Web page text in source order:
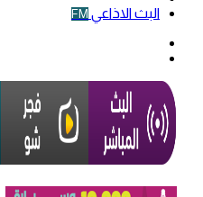
البث الاذاعي FM